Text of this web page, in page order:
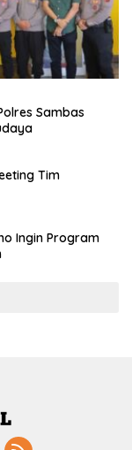
Sambas
Tim
Ingin Program